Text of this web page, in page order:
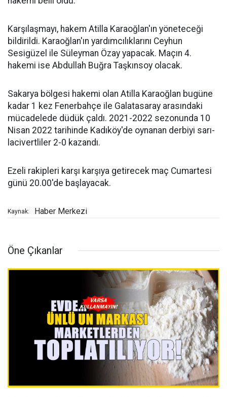
Karşılaşmayı, hakem Atilla Karaoğlan'ın yöneteceği
bildirildi. Karaoğlan'ın yardımcılıklarını Ceyhun
Sesigüzel ile Süleyman Özay yapacak. Maçın 4.
hakemi ise Abdullah Buğra Taşkınsoy olacak.
Sakarya bölgesi hakemi olan Atilla Karaoğlan bugüne
kadar 1 kez Fenerbahçe ile Galatasaray arasındaki
mücadelede düdük çaldı. 2021-2022 sezonunda 10
Nisan 2022 tarihinde Kadıköy'de oynanan derbiyi sarı-
lacivertliler 2-0 kazandı.
Ezeli rakipleri karşı karşıya getirecek maç Cumartesi
günü 20.00'de başlayacak.
Kaynak: Haber Merkezi
Öne Çıkanlar